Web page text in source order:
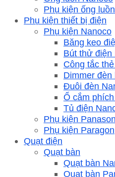
Phụ kiện ống
Phụ kiện thiết bị điện
Phụ kiện Nanoco
Băng keo
Bút thử điện
Công tắc
Dimmer
Đuôi đèn
Ổ cắm
Tủ điện
Phụ kiện
Phụ kiện Paragon
Quạt điện
Quạt bàn
Quạt bàn
Quạt bàn